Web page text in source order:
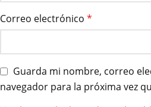
Correo electrónico *
Guarda mi nombre, correo
navegador para la próxima vez